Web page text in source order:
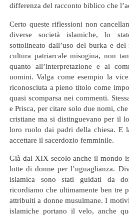
differenza del racconto biblico che
Certo queste riflessioni non
diverse società islamiche, lo
sottolineato dall’uso del burka e
cultura patriarcale misogina, non
quanto all’interpretazione e ai
uomini. Valga come esempio la
riconosciuta a pieno titolo come
quasi scomparsa nei commenti.
e Prisca, per citare solo due nomi,
cristiane ma si distinguevano per il
loro ruolo dai padri della chiesa. E
accettare il sacerdozio femminile.
Già dal XIX secolo anche il mondo
lotte di donne per l’uguaglianza.
islamica sono stati guidati da
ricordiamo che ultimamente ben tre
attribuiti a donne musulmane. I
islamiche portano il velo, anche